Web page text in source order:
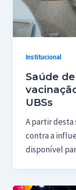
Institucional
Saúde
UBSs
A partir desta
contra a
disponível